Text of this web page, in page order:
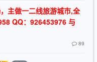
主做一二线旅游城市,全
QQ：926453976 与
89